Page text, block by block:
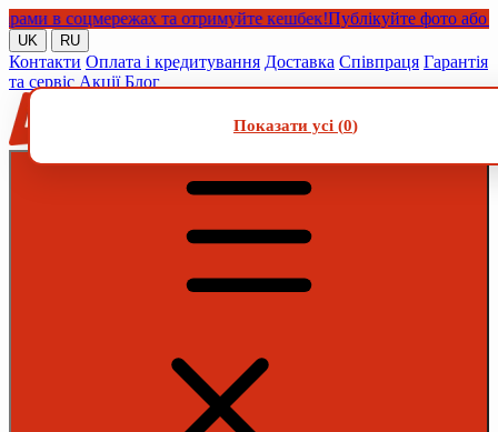
в соцмережах та отримуйте кешбек!Публікуйте фото або
UK RU
Контакти Оплата і кредитування Доставка Співпраця Гарантія
та сервіс Акції Блог
Показати усі (0)